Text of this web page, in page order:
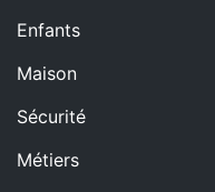
Enfants
Maison
Sécurité
Métiers